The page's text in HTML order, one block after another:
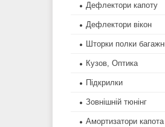
Дефлектори капоту
Дефлектори вікон
Шторки полки
Кузов, Оптика
Підкрилки
Зовнішній тюнінг
Амортизатори капота